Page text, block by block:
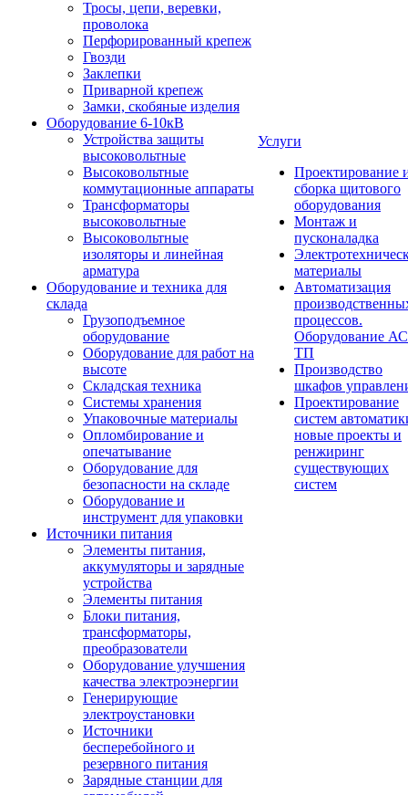
Тросы, цепи, веревки,
проволока
Перфорированный крепеж
Гвозди
Заклепки
Приварной крепеж
Замки, скобяные изделия
Оборудование 6-10кВ
Устройства защиты
высоковольтные
Высоковольтные
коммутационные аппараты
Трансформаторы
высоковольтные
Высоковольтные
изоляторы и линейная
арматура
Оборудование и техника для
склада
Грузоподъемное
оборудование
Оборудование для работ на
высоте
Складская техника
Системы хранения
Упаковочные материалы
Опломбирование и
опечатывание
Оборудование для
безопасности на складе
Оборудование и
инструмент для упаковки
Источники питания
Элементы питания,
аккумуляторы и зарядные
устройства
Элементы питания
Блоки питания,
трансформаторы,
преобразователи
Оборудование улучшения
качества электроэнергии
Генерирующие
электроустановки
Источники
бесперебойного и
резервного питания
Зарядные станции для
Услуги
Проектирование
сборка щитового
оборудования
Монтаж и
пусконаладка
материалы
Автоматизация
процессов.
Оборудование
ТП
Производство
шкафов
Проектирование
систем
новые проекты и
ренжиринг
существующих
систем